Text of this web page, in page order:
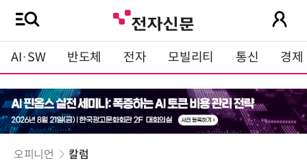
AI·SW 반도체 전자 모빌리티 통신 경제
오피니언 칼럼